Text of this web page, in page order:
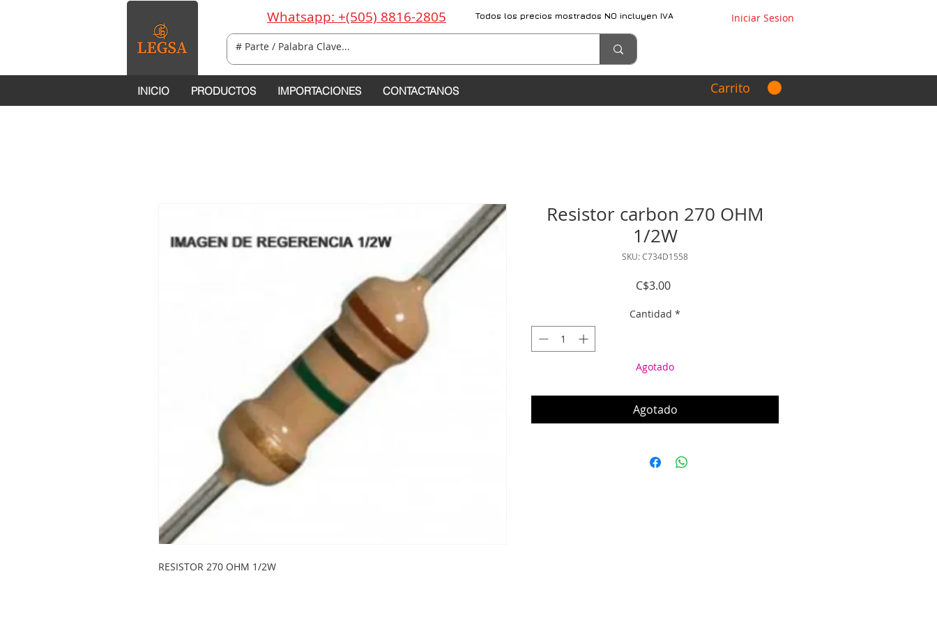
Whatsapp: +(505) 8816-2805 Todos los precios mostrados NO incluyen IVA Iniciar Sesion
INICIO PRODUCTOS IMPORTACIONES CONTACTANOS Carrito
RESISTOR 270 OHM 1/2W
Resistor carbon 270 OHM
1/2W
SKU: C734D1558
C$3.00Precio
Cantidad *
Agotado
Agotado